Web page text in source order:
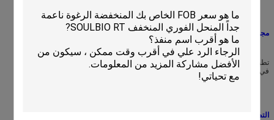
مجال التطبيق:
تطبق على تجميل الخشب من القطن والألياف الاصطناعية والأنسجة المختلطة، وخاصة
في الجينز والأنسجة الغسيل.
التطبيق: